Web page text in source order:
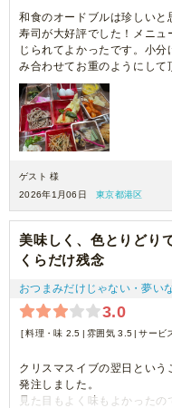
和食のオードブルは珍しい
寿司が大好評でした！メニ
じられてよかったです。小
み合わせてお重のようにして
ゲスト 様
2026年1月06日
東京都港区
美味しく、色とりどり
くらだけ残念
おつまみだけじゃない・夢い
3.0
料理・味 2.5 雰囲気 3.5 サービ
クリスマスイブの翌日とい
発注しました。
見た目もよく味もよかった